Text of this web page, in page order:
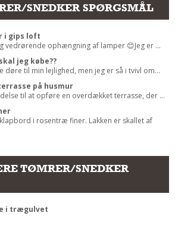
SNEDKER SPØRGSMÅL
i gips loft
vedrørende ophængning af lamper 😊Jeg er ...
jeg købe??
døre til min lejlighed, men jeg er så i tvivl om...
på husmur
til at opføre en overdækket terrasse, der ...
i rosentræ finer. Lakken er skallet af
TØMRER/SNEDKER
i trægulvet